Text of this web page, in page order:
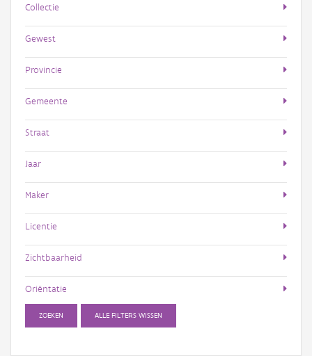
Collectie
Gewest
Provincie
Gemeente
Straat
Jaar
Maker
Licentie
Zichtbaarheid
Oriëntatie
ZOEKEN ALLE FILTERS WISSEN